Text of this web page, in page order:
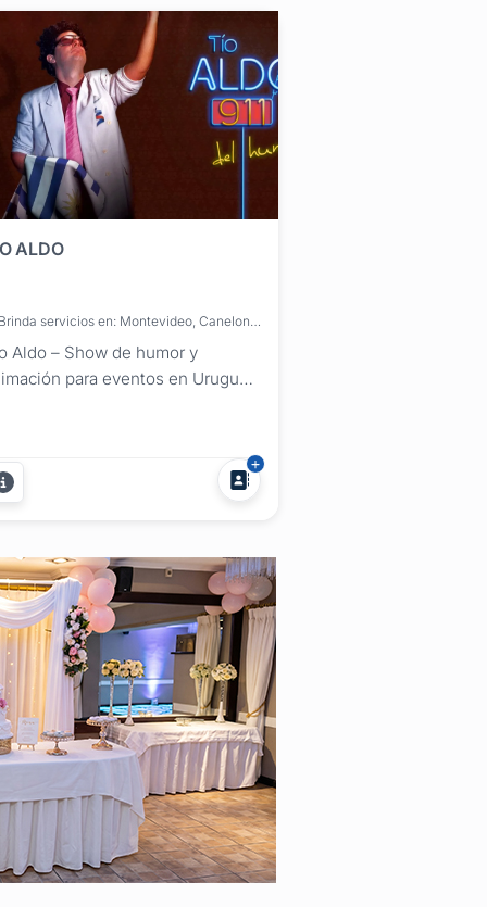
ALDO
Aldo – Show de humor y
para eventos en Uruguay.
para eventos, ideal para
casamientos,
y eventos
de escenario y un estilo
el Tío...